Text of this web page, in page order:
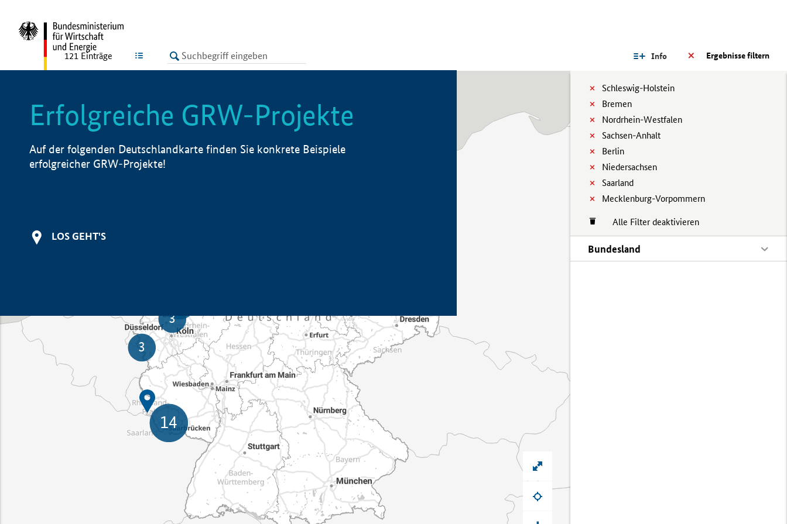
LISTE Ergebnisse filtern
Info
Schleswig-Holstein
Bremen
Nordrhein-Westfalen
Sachsen-Anhalt
Berlin
Niedersachsen
Saarland
Mecklenburg-Vorpommern
Alle Filter deaktivieren
Bundesland
121 Einträge
Erfolgreiche GRW-Projekte
Auf der folgenden Deutschlandkarte finden Sie konkrete Beispiele
erfolgreicher GRW-Projekte!
LOS GEHT'S